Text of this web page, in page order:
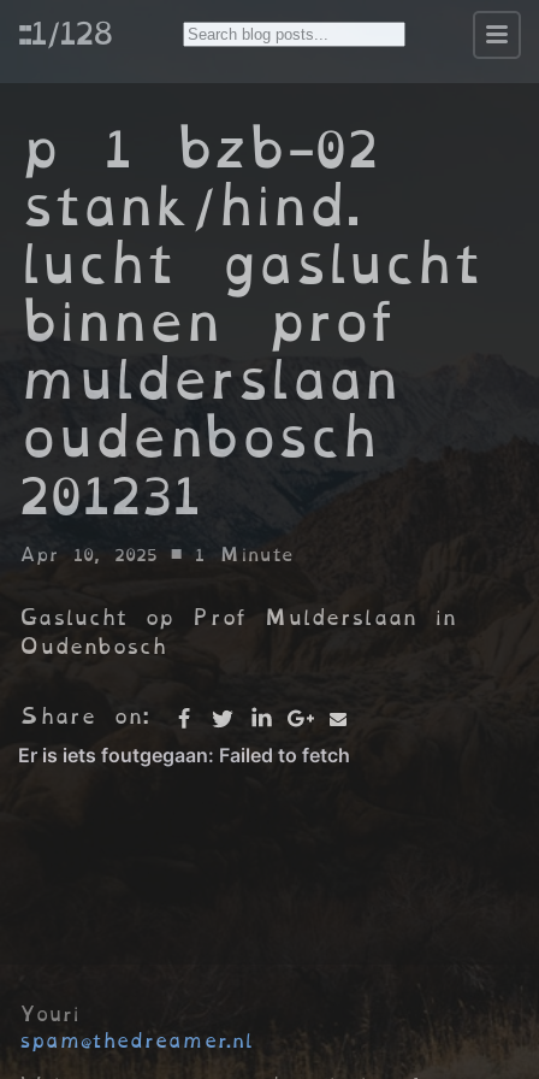
::1/128
p 1 bzb-02
stank/hind.
lucht gaslucht
binnen prof
mulderslaan
oudenbosch
201231
Apr 10, 2025• 1 Minute
Gaslucht op Prof Mulderslaan in
Oudenbosch
Share on:
Youri
spam@thedreamer.nl